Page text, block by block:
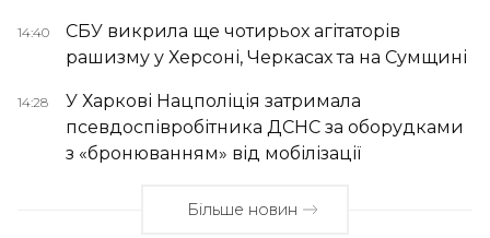
14:40
СБУ викрила ще чотирьох агітаторів
рашизму у Херсоні, Черкасах та на Сумщині
14:28
У Харкові Нацполіція затримала
псевдоспівробітника ДСНС за оборудками
з «бронюванням» від мобілізації
Більше новин